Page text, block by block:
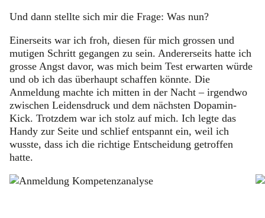
Und dann stellte sich mir die Frage: Was nun?
Einerseits war ich froh, diesen für mich grossen und
mutigen Schritt gegangen zu sein. Andererseits hatte ich
grosse Angst davor, was mich beim Test erwarten würde
und ob ich das überhaupt schaffen könnte. Die
Anmeldung machte ich mitten in der Nacht – irgendwo
zwischen Leidensdruck und dem nächsten Dopamin-
Kick. Trotzdem war ich stolz auf mich. Ich legte das
Handy zur Seite und schlief entspannt ein, weil ich
wusste, dass ich die richtige Entscheidung getroffen
hatte.